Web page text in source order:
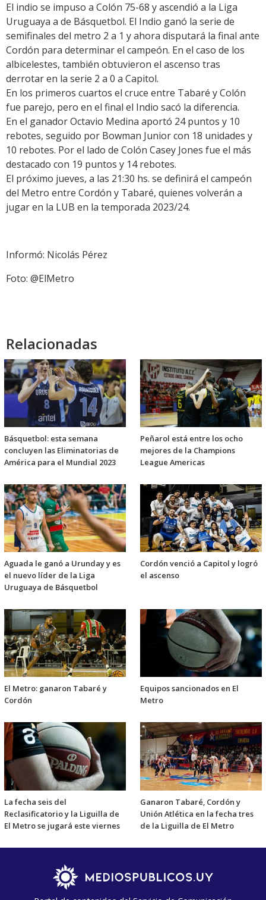
El indio se impuso a Colón 75-68 y ascendió a la Liga
Uruguaya a de Básquetbol. El Indio ganó la serie de
semifinales del metro 2 a 1 y ahora disputará la final ante
Cordón para determinar el campeón. En el caso de los
albicelestes, también obtuvieron el ascenso tras
derrotar en la serie 2 a 0 a Capitol.
En los primeros cuartos el cruce entre Tabaré y Colón
fue parejo, pero en el final el Indio sacó la diferencia.
En el ganador Octavio Medina aportó 24 puntos y 10
rebotes, seguido por Bowman Junior con 18 unidades y
10 rebotes. Por el lado de Colón Casey Jones fue el más
destacado con 19 puntos y 14 rebotes.
El próximo jueves, a las 21:30 hs. se definirá el campeón
del Metro entre Cordón y Tabaré, quienes volverán a
jugar en la LUB en la temporada 2023/24.
Informó: Nicolás Pérez
Foto: @ElMetro
Relacionadas
Básquetbol: esta semana
concluyen las Eliminatorias de
América para el Mundial 2023
Peñarol está entre los ocho
mejores de la Champions
League Americas
Aguada le ganó a Urunday y es
el nuevo líder de la Liga
Uruguaya de Básquetbol
Cordón venció a Capitol y logró
el ascenso
El Metro: ganaron Tabaré y
Cordón
Equipos sancionados en El
Metro
La fecha seis del
Reclasificatorio y la Liguilla de
El Metro se jugará este viernes
Ganaron Tabaré, Cordón y
Unión Atlética en la fecha tres
de la Liguilla de El Metro